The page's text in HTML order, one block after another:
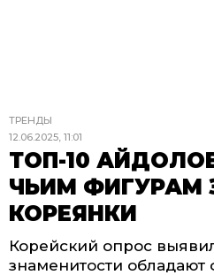
ТРЕНДЫ
12.06.2025, 11:01
ТОП-10
ЧЬИМ ФИГУРАМ
КОРЕЯНКИ
Корейский опрос
знаменитости